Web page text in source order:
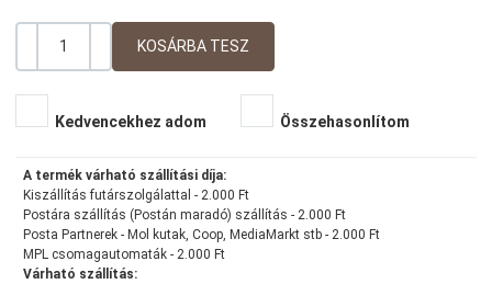
Mennyiség
Kedvencekhez adom Összehasonlítom
A termék várható szállítási díja:
Kiszállítás futárszolgálattal - 2.000 Ft
Postára szállítás (Postán maradó) szállítás - 2.000 Ft
Posta Partnerek - Mol kutak, Coop, MediaMarkt stb - 2.000 Ft
MPL csomagautomaták - 2.000 Ft
Várható szállítás: